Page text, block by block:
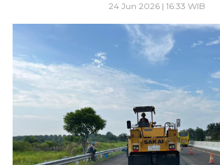
24 Jun 2026 | 16:33 WIB